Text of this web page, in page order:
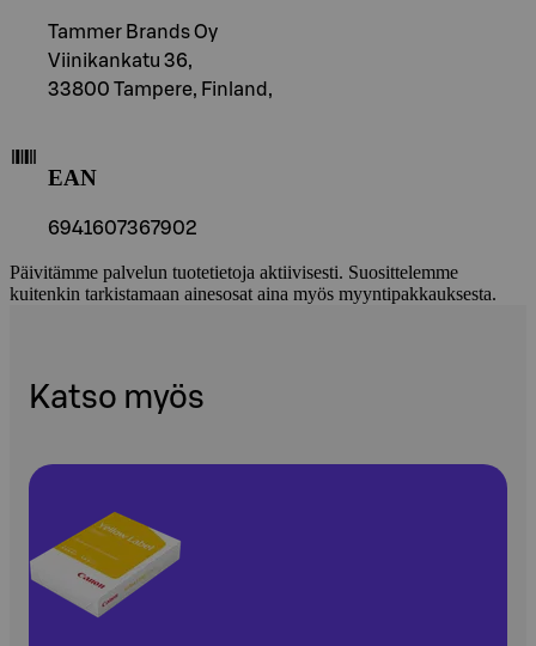
Tammer Brands Oy
Viinikankatu 36,
33800 Tampere, Finland,
EAN
6941607367902
Päivitämme palvelun tuotetietoja aktiivisesti. Suosittelemme
kuitenkin tarkistamaan ainesosat aina myös myyntipakkauksesta.
Katso myös